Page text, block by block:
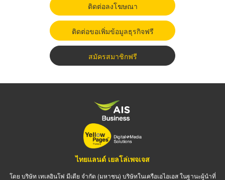
ติดต่อลงโฆษณา
ติดต่อขอเพิ่มข้อมูลธุรกิจฟรี
สมัครสมาชิกฟรี
ไทยแลนด์ เยลโล่เพจเจส
โดย บริษัท เทเลอินโฟ มีเดีย จำกัด (มหาชน) บริษัทในเครือเอไอเอส ในฐานะผู้นำที่